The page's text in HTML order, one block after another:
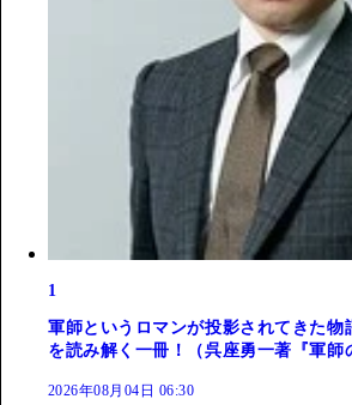
1
軍師というロマンが投影されてきた物
を読み解く一冊！（呉座勇一著『軍師
2026年08月04日 06:30